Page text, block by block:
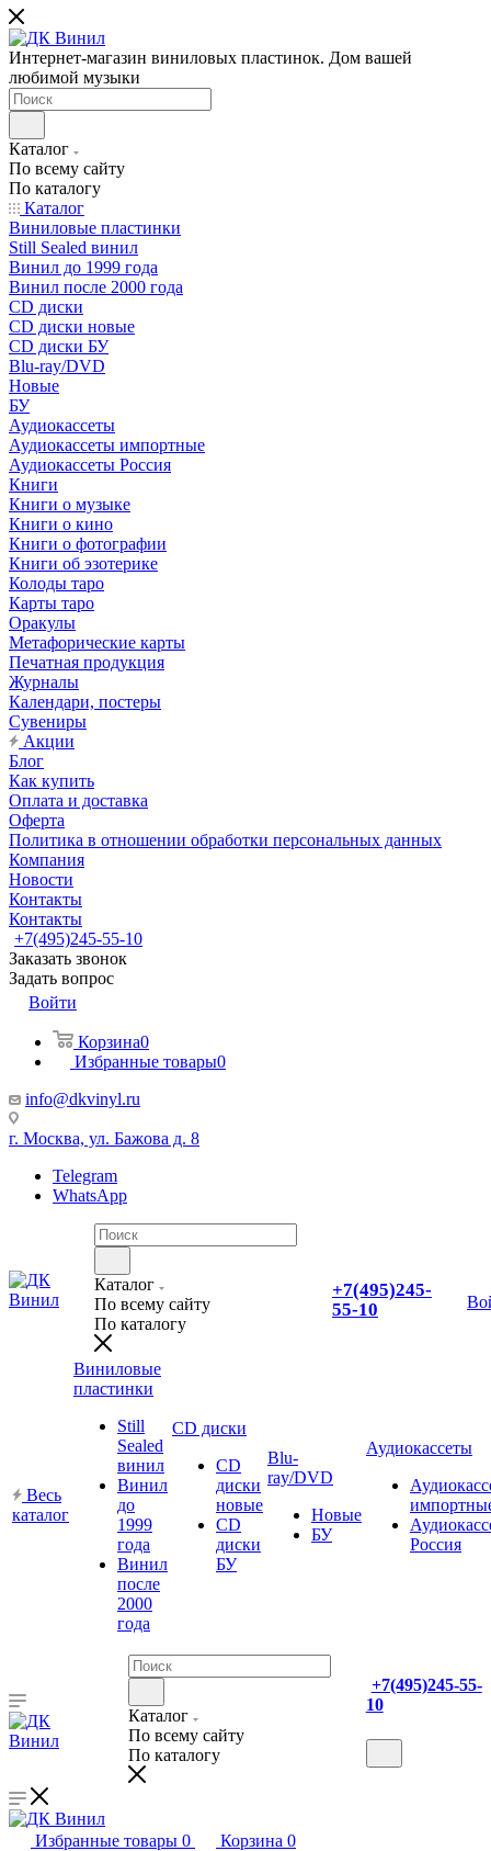
Интернет-магазин виниловых пластинок. Дом вашей
любимой музыки
Каталог
По всему сайту
По каталогу
Каталог
Виниловые пластинки
Still Sealed винил
Винил до 1999 года
Винил после 2000 года
CD диски
CD диски новые
CD диски БУ
Blu-ray/DVD
Новые
БУ
Аудиокассеты
Аудиокассеты импортные
Аудиокассеты Россия
Книги
Книги о музыке
Книги о кино
Книги о фотографии
Книги об эзотерике
Колоды таро
Карты таро
Оракулы
Метафорические карты
Печатная продукция
Журналы
Календари, постеры
Сувениры
Акции
Блог
Как купить
Оплата и доставка
Оферта
Политика в отношении обработки персональных данных
Компания
Новости
Контакты
Контакты
+7(495)245-55-10
Заказать звонок
Задать вопрос
Войти
Корзина0
Избранные товары0
info@dkvinyl.ru
г. Москва, ул. Бажова д. 8
Telegram
WhatsApp
Каталог
По всему сайту
По каталогу
+7(495)245-
55-10
Весь
каталог
Виниловые
пластинки
Still
Sealed
винил
Винил
до
1999
года
Винил
после
2000
года
CD диски
CD
диски
новые
CD
диски
БУ
Blu-
ray/DVD
Новые
БУ
Аудиокассеты
Россия
Каталог
По всему сайту
По каталогу
+7(495)245-55-
10
Избранные товары 0 Корзина 0